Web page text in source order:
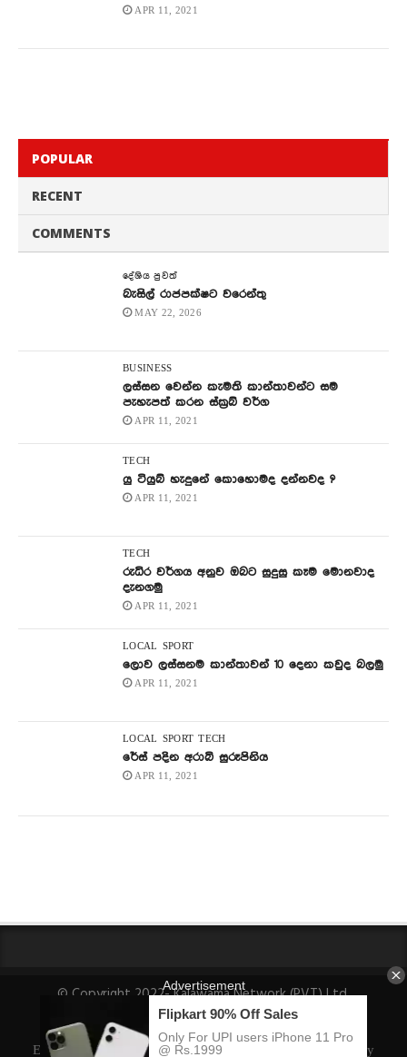
APR 11, 2021
POPULAR
RECENT
COMMENTS
දේශිය පුවත්
බැසිල් රාජපක්ෂට වරෙන්තු
MAY 22, 2026
BUSINESS
ලස්සන වෙන්න කැමති කාන්තාවන්ට සම
පැහැපත් කරන ස්ක්‍රබ් වර්ග
APR 11, 2021
TECH
යු ටියුබ් හැදුනේ කොහොමද දන්නවද ?
APR 11, 2021
TECH
රුධිර වර්ගය අනුව ඔබට සුදුසු කෑම මොනවාද
දැනගමු
APR 11, 2021
LOCAL SPORT
ලොව ලස්සනම කාන්තාවන් 10 දෙනා කවුද බලමු
APR 11, 2021
LOCAL SPORT TECH
රේස් පදින අරාබි සුරූපිනිය
APR 11, 2021
© Copyright 2022- Kalawama Network (PVT) Ltd.
About Us Fact-Checking Policy Privacy Policy
Ethics Policy Ownership, Funding, and Advertising Policy